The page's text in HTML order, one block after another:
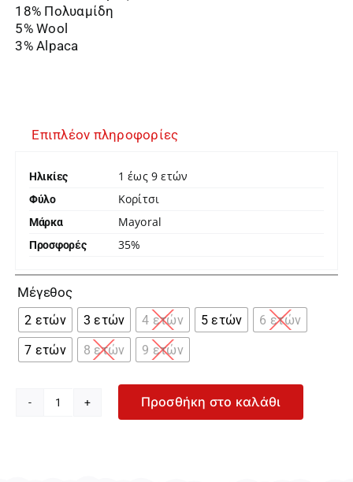
18% Πολυαμίδη
5% Wool
3% Alpaca
Επιπλέον πληροφορίες
Ηλικίες 1 έως 9 ετών
Φύλο Κορίτσι
Μάρκα Mayoral
Προσφορές 35%
Μέγεθος
2 ετών 3 ετών 4 ετών 5 ετών
6 ετών
7 ετών
8 ετών 9 ετών
Mayoral
Προσθήκη στο καλάθι